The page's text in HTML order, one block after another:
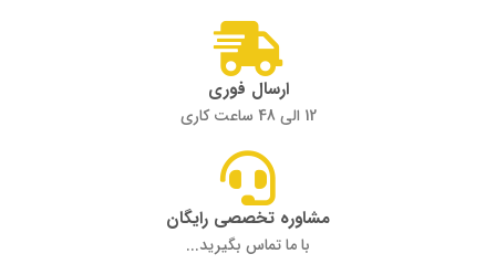
ارسال فوری
12 الی 48 ساعت کاری
مشاوره تخصصی رایگان
با ما تماس بگیرید...